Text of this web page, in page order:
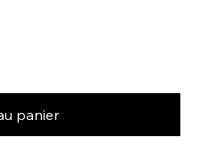
panier